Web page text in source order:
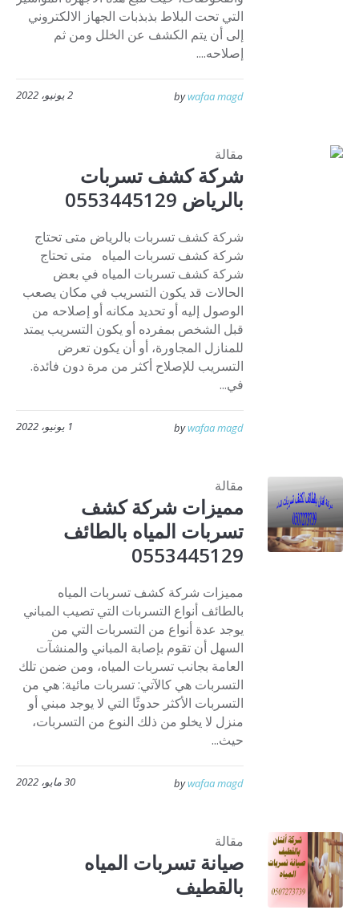
التي تحت البلاط بذبذبات الجهاز الالكتروني
إلى أن يتم الكشف عن الخلل ومن ثم
إصلاحه....
2 يونيو، 2022 bywafaa magd
مقالة
شركة كشف تسربات
بالرياض 0553445129
شركة كشف تسربات بالرياض متى تحتاج
شركة كشف تسربات المياه متى تحتاج
شركة كشف تسربات المياه في بعض
الحالات قد يكون التسريب في مكان يصعب
الوصول إليه أو تحديد مكانه أو إصلاحه من
قبل الشخص بمفرده أو يكون التسريب يمتد
للمنازل المجاورة، أو أن يكون تعرض
التسريب للإصلاح أكثر من مرة دون فائدة.
في...
1 يونيو، 2022 bywafaa magd
مقالة
مميزات شركة كشف
تسربات المياه بالطائف
0553445129
مميزات شركة كشف تسربات المياه
بالطائف أنواع التسربات التي تصيب المباني
يوجد عدة أنواع من التسربات التي من
السهل أن تقوم بإصابة المباني والمنشآت
العامة بجانب تسربات المياه، ومن ضمن تلك
التسربات هي كالآتي: تسربات مائية: هي من
التسربات الأكثر حدوثًا التي لا يوجد مبني أو
منزل لا يخلو من ذلك النوع من التسربات،
حيث...
30 مايو، 2022 bywafaa magd
مقالة
صيانة تسربات المياه
بالقطيف